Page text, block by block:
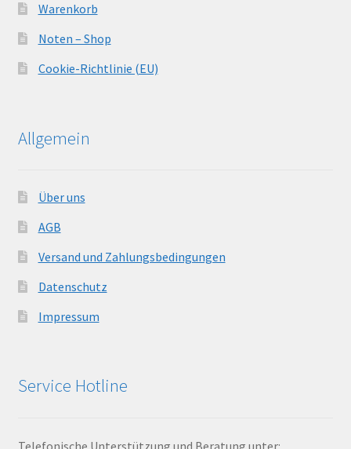
Warenkorb
Noten – Shop
Cookie-Richtlinie (EU)
Allgemein
Über uns
AGB
Versand und Zahlungsbedingungen
Datenschutz
Impressum
Service Hotline
Telefonische Unterstützung und Beratung unter: